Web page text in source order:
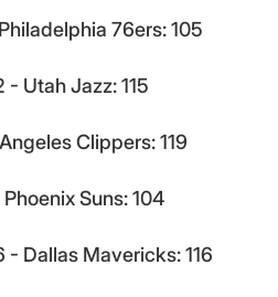
76ers: 105
- Utah Jazz: 115
Clippers: 119
Suns: 104
- Dallas Mavericks: 116